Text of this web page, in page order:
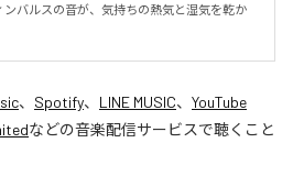
バルスの音が、気持ちの熱気と湿気を乾か
、 Spotify、 LINE MUSIC、 YouTube
などの音楽配信サービスで聴くこと